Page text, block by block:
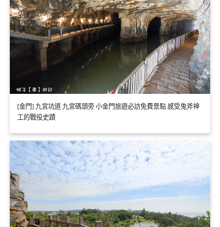
[金門] 九宮坑道 九宮碼頭旁 小金門旅遊必訪免費景點 感受鬼斧神
工的戰役史蹟